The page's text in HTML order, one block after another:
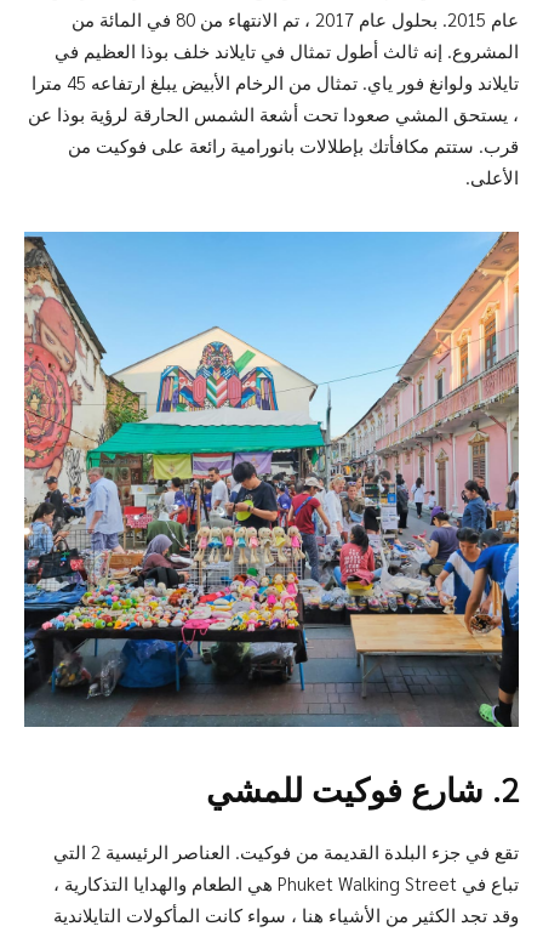
عام 2015. بحلول عام 2017 ، تم الانتهاء من 80 في المائة من
المشروع. إنه ثالث أطول تمثال في تايلاند خلف بوذا العظيم في
تايلاند ولوانغ فور ياي. تمثال من الرخام الأبيض يبلغ ارتفاعه 45 مترا
، يستحق المشي صعودا تحت أشعة الشمس الحارقة لرؤية بوذا عن
قرب. ستتم مكافأتك بإطلالات بانورامية رائعة على فوكيت من
الأعلى.
2. شارع فوكيت للمشي
تقع في جزء البلدة القديمة من فوكيت. العناصر الرئيسية 2 التي
تباع في Phuket Walking Street هي الطعام والهدايا التذكارية ،
وقد تجد الكثير من الأشياء هنا ، سواء كانت المأكولات التايلاندية